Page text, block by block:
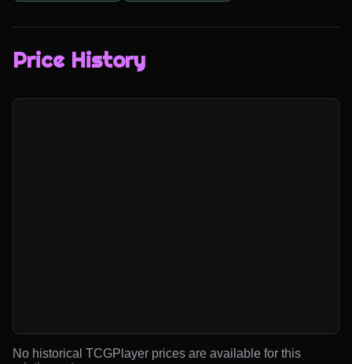
Price History
No historical TCGPlayer prices are available for this